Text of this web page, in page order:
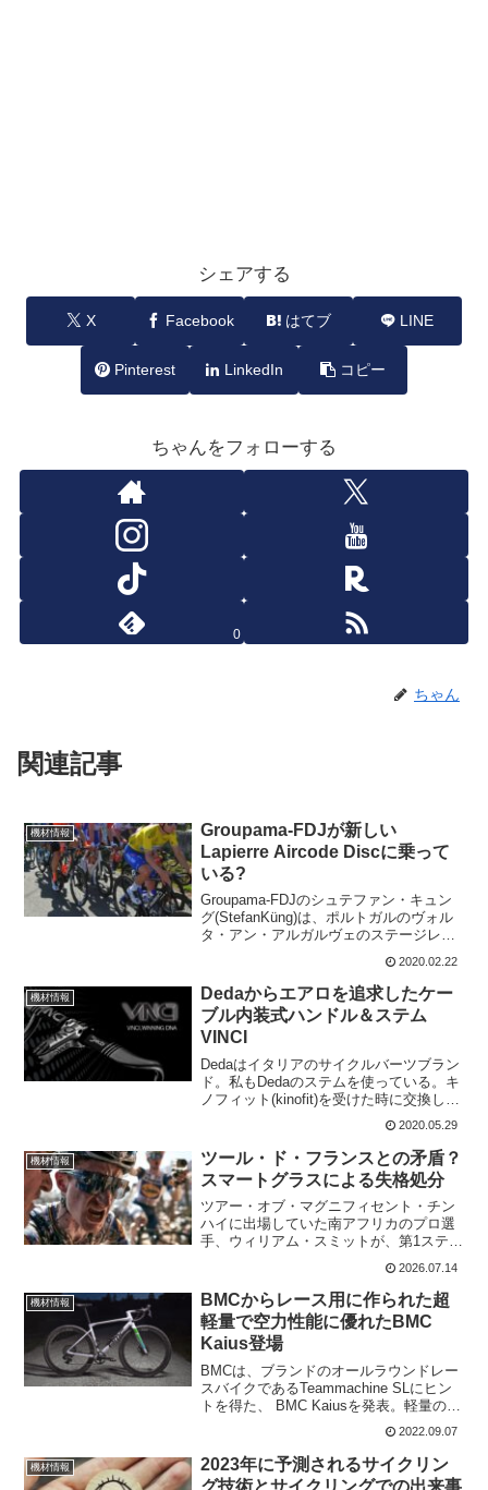
シェアする
X Facebook はてブ LINE
Pinterest LinkedIn コピー
ちゃんをフォローする
0
ちゃん
関連記事
機材情報
Groupama-FDJが新しい
Lapierre Aircode Discに乗って
いる?
Groupama-FDJのシュテファン・キュン
グ(StefanKüng)は、ポルトガルのヴォル
タ・アン・アルガルヴェのステージレー
スでブランド名のついてないフレームに
乗っている。フレームに何も書かれてな
くて、真っ白なのでわかりやすいです
ね。...
2020.02.22
機材情報
Dedaからエアロを追求したケー
ブル内装式ハンドル＆ステム
VINCI
Dedaはイタリアのサイクルバーツブラン
ド。私もDedaのステムを使っている。キ
ノフィット(kinofit)を受けた時に交換して
もらった。Dedaの調整可能なハンドルと
ステムのコクピットVINCI（ヴィン
チ）。ケーブル内装化を図りつつハン
ド...
2020.05.29
機材情報
ツール・ド・フランスとの矛盾？
スマートグラスによる失格処分
ツアー・オブ・マグニフィセント・チン
ハイに出場していた南アフリカのプロ選
手、ウィリアム・スミットが、第1ステー
ジでビデオ録画機能付きのサングラスを
着用してレースを撮影したため、大会か
ら失格処分となった。彼はこの厳しい処
分を受け入れる一方で、...
2026.07.14
機材情報
BMCからレース用に作られた超
軽量で空力性能に優れたBMC
Kaius登場
BMCは、ブランドのオールラウンドレー
スバイクであるTeammachine SLにヒン
トを得た、 BMC Kaiusを発表。軽量のカ
ーボンエアロオールグラベルおよびロー
ドバイクであり、制限のない最速で最も
競争力のあるグラベル レースに挑戦で...
2022.09.07
機材情報
2023年に予測されるサイクリン
グ技術とサイクリングでの出来事